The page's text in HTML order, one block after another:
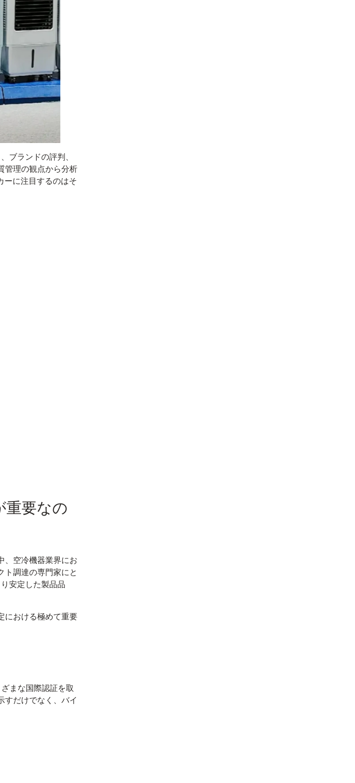
ブランドの評判、
管理の観点から分析
ーに注目するのはそ
重要なの
、空冷機器業界にお
ト調達の専門家にと
安定した製品品
における極めて重要
まな国際認証を取
すだけでなく、バイ